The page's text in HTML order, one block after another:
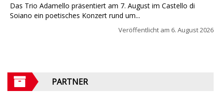
Das Trio Adamello präsentiert am 7. August im Castello di
Soiano ein poetisches Konzert rund um...
Veröffentlicht am 6. August 2026
PARTNER